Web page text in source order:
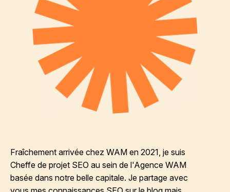
Fraîchement arrivée chez WAM en 2021, je suis
Cheffe de projet SEO au sein de l'Agence WAM
basée dans notre belle capitale. Je partage avec